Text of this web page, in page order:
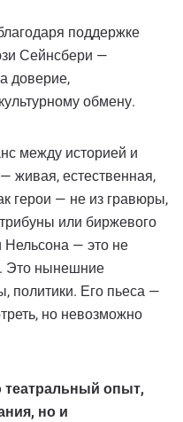
поддержке
Сейнсбери —
доверие,
обмену.
между историей и
живая, естественная,
герои — не из гравюры,
или биржевого
Нельсона — это не
Это нынешние
политики. Его пьеса —
но невозможно
театральный опыт,
но и